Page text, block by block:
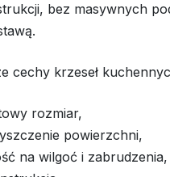
bez masywnych
cechy krzeseł
rozmiar,
powierzchni,
na wilgoć i zabrudzenia,